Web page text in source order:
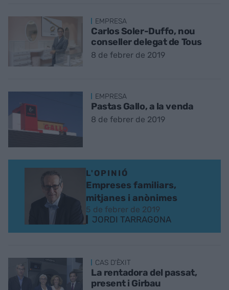
EMPRESA
Carlos Soler-Duffo, nou
conseller delegat de Tous
8 de febrer de 2019
EMPRESA
Pastas Gallo, a la venda
8 de febrer de 2019
L'OPINIÓ
Empreses familiars,
mitjanes i anònimes
5 de febrer de 2019
JORDI TARRAGONA
CAS D'ÈXIT
La rentadora del passat,
present i Girbau